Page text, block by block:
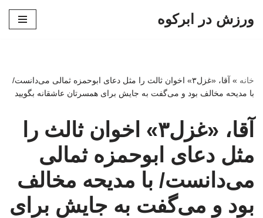
ورزش در ابرکوه
خانه »
آقا، «غزل۳» اخوان ‌ثالث را مثل دعای ابوحمزه ثمالی می‌دانست/
با مدیحه مخالف بود و می‌گفت به جایش برای همسرتان عاشقانه بگویید
آقا، «غزل۳» اخوان ‌ثالث را
مثل دعای ابوحمزه ثمالی
می‌دانست/ با مدیحه مخالف
بود و می‌گفت به جایش برای